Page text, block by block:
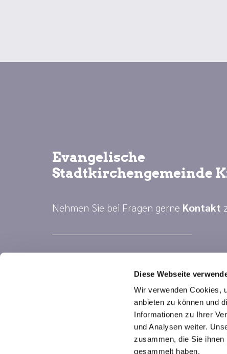
Diese Webseite
Wir verwenden Cookies,
anbieten zu können und
Informationen zu Ihrer
und Analysen weiter.
zusammen, die Sie
gesammelt haben.
Evangelische
Stadtkirchengemeinde
Nehmen Sie bei Fragen gerne Kontakt